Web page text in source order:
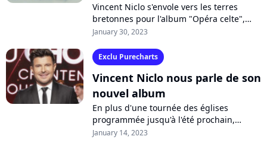
Vincent Niclo s'envole vers les terres
bretonnes pour l'album "Opéra celte",
prévu le 31 mars. Dans ce disque-concept
January 30, 2023
Exclu Purecharts
Vincent Niclo nous parle de son
nouvel album
En plus d'une tournée des églises
programmée jusqu'à l'été prochain,
Vincent Niclo s'apprête à sortir son nouvel
January 14, 2023